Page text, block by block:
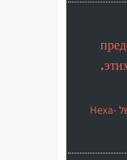
סיכום הניסוי ב'מקורות': בחינת הכיסויים הצפים של Hexa-